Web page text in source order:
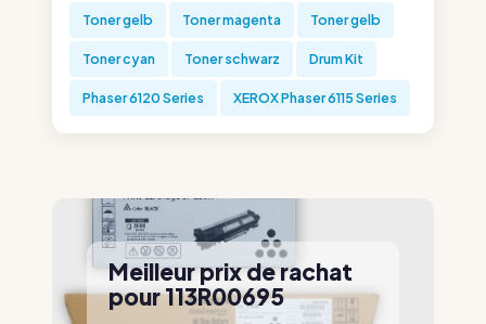
Toner gelb Toner magenta Toner gelb
Toner cyan Toner schwarz Drum Kit
Phaser 6120 Series XEROX Phaser 6115 Series
Meilleur prix de rachat
pour 113R00695